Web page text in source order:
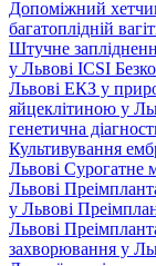
Допоміжний
багатоплідній
Штучне
у Львові ICSI
Львові ЕКЗ у
яйцеклітиною у
генетична
Культивування
Львові Сурогатне
Львові
у Львові
Львові
захворювання у